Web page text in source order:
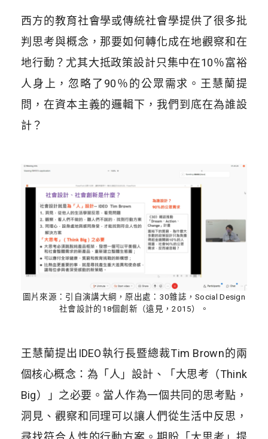
西方的教育社會學或傳統社會學提供了很多批
判思考與概念，那要如何轉化成在地觀察和在
地行動？尤其大抵政策設計只集中在10％富裕
人身上，忽略了90％的公眾需求。王慧蘭提
問，在資本主義的邏輯下，我們到底在為誰設
計？
圖片來源：引自演講大綱，原出處：30雜誌，Social Design
社會設計的18個創新（遠見，2015）。
王慧蘭提出IDEO執行長暨總裁Tim Brown的兩
個核心概念：為「人」設計、「大思考（Think
Big）」之必要。當人作為一個共同的思考點，
洞見、觀察和同理可以讓人們從生活中反思，